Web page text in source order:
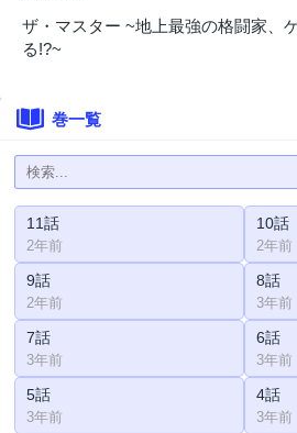
ザ・マスター ~地上最強の格闘家、
る!?~
巻一覧
11話
2年前
10話
2年前
9話
2年前
8話
3年前
7話
3年前
6話
3年前
5話
3年前
4話
3年前